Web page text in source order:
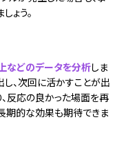
ょう。
などのデータを分析しま
し、次回に活かすことが出
、反応の良かった場面を再
期的な効果も期待できま